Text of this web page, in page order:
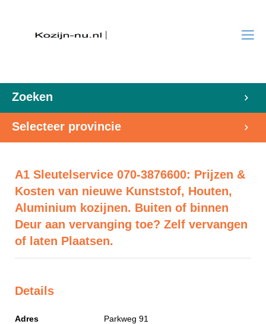
Zoeken
Selecteer provincie
A1 Sleutelservice 070-3876600: Prijzen &
Kosten van nieuwe Kunststof, Houten,
Aluminium kozijnen. Buiten of binnen
Deur aan vervanging toe? Zelf vervangen
of laten Plaatsen.
Details
Adres
Parkweg 91